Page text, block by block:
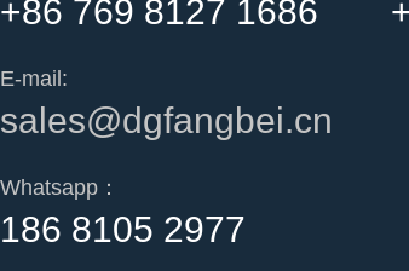
+86 769 8127 1686
E-mail:
sales@dgfangbei.cn
Whatsapp：
186 8105 2977